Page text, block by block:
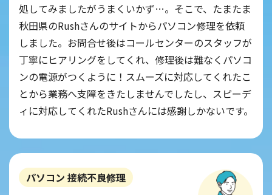
処してみましたがうまくいかず…。そこで、たまたま
秋田県のRushさんのサイトからパソコン修理を依頼
しました。お問合せ後はコールセンターのスタッフが
丁寧にヒアリングをしてくれ、修理後は難なくパソコ
ンの電源がつくように！スムーズに対応してくれたこ
とから業務へ支障をきたしませんでしたし、スピーデ
ィに対応してくれたRushさんには感謝しかないです。
パソコン 接続不良修理